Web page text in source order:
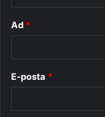
Ad *
E-posta *